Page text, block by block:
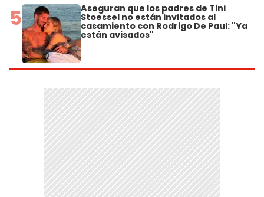
5 Aseguran que los padres de Tini
Stoessel no están invitados al
casamiento con Rodrigo De Paul: "Ya
están avisados"